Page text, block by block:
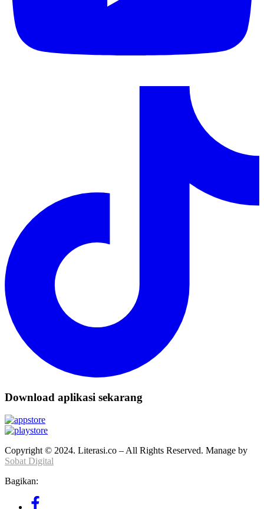
Download aplikasi sekarang
Copyright © 2024. Literasi.co – All Rights Reserved. Manage by
Sobat Digital
Bagikan: